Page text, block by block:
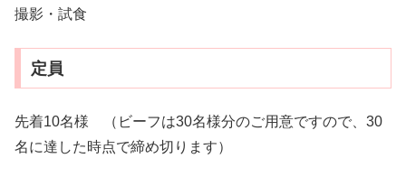
撮影・試食
定員
先着10名様 （ビーフは30名様分のご用意ですので、30
名に達した時点で締め切ります）